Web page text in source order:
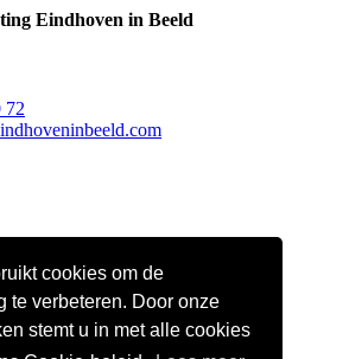
cookies om de
te verbeteren. Door onze
stemt u in met alle cookies
Eindhoven in Beeld
72